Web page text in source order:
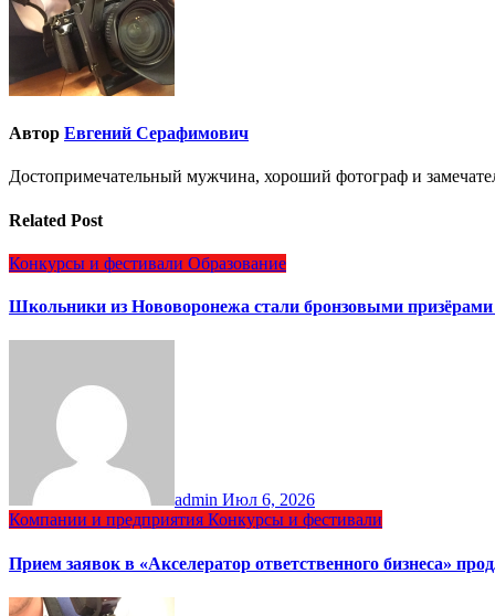
Автор Евгений Серафимович
Достопримечательный мужчина, хороший фотограф и
Related Post
Конкурсы и фестивали Образование
Школьники из Нововоронежа стали бронзовыми призёрами
admin Июл 6, 2026
Компании и предприятия Конкурсы и фестивали
Прием заявок в «Акселератор ответственного бизнеса»